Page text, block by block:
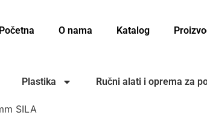
Početna O nama Katalog
Plastika Ručni alati i oprema za
SILA